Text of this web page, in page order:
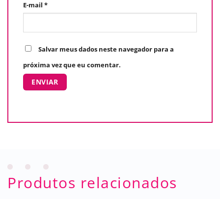
E-mail *
Salvar meus dados neste navegador para a
próxima vez que eu comentar.
Produtos relacionados